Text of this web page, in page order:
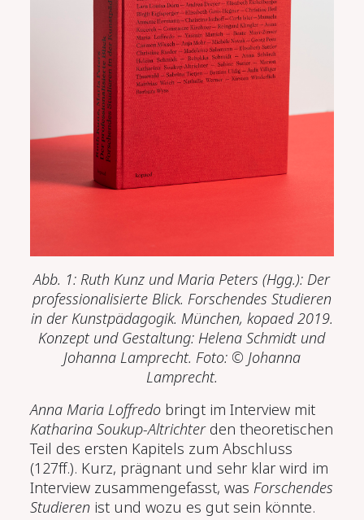
Abb. 1: Ruth Kunz und Maria Peters (Hgg.): Der
professionalisierte Blick. Forschendes Studieren
in der Kunstpädagogik. München, kopaed 2019.
Konzept und Gestaltung: Helena Schmidt und
Johanna Lamprecht. Foto: © Johanna
Lamprecht.
Anna Maria Loffredo bringt im Interview mit
Katharina Soukup-Altrichterden theoretischen
Teil des ersten Kapitels zum Abschluss
(127ff.). Kurz, prägnant und sehr klar wird im
Interview zusammengefasst, was Forschendes
Studieren ist und wozu es gut sein könnte.